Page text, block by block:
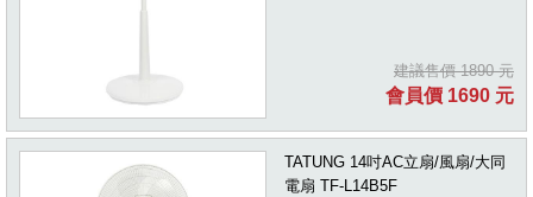
建議售價 1890 元
會員價 1690 元
TATUNG 14吋AC立扇/風扇/大同
電扇 TF-L14B5F